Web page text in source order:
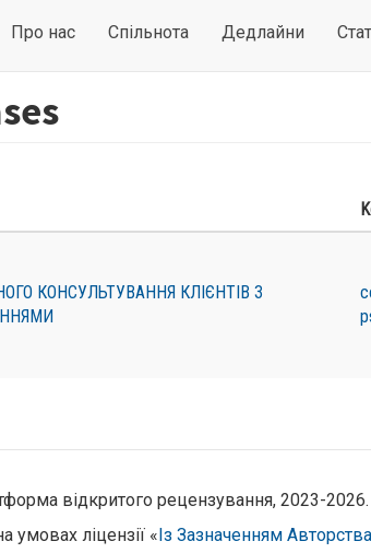
Про нас Спільнота Дедлайни
КОНСУЛЬТУВАННЯ КЛІЄНТІВ З
відкритого рецензування, 2023-
умовах ліцензії «Із Зазначенням